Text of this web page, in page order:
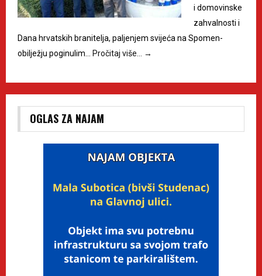
i domovinske
zahvalnosti i
Dana hrvatskih branitelja, paljenjem svijeća na Spomen-
obilježju poginulim… Pročitaj više… →
OGLAS ZA NAJAM